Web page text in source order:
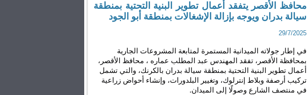
محافظ الأقصر يتفقد أعمال تطوير البنية التحتية بمنطقة
سيالة بدران ويوجه بإزالة الإشغالات بمنطقة أبو الجود
29/7/2025
في منتصف الشارع وصولًا إلى الميدان.